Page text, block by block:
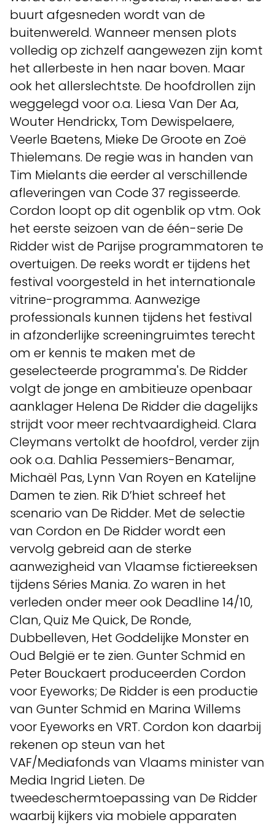
buurt afgesneden wordt van de
buitenwereld. Wanneer mensen plots
volledig op zichzelf aangewezen zijn komt
het allerbeste in hen naar boven. Maar
ook het allerslechtste. De hoofdrollen zijn
weggelegd voor o.a. Liesa Van Der Aa,
Wouter Hendrickx, Tom Dewispelaere,
Veerle Baetens, Mieke De Groote en Zoë
Thielemans. De regie was in handen van
Tim Mielants die eerder al verschillende
afleveringen van Code 37 regisseerde.
Cordon loopt op dit ogenblik op vtm. Ook
het eerste seizoen van de één-serie De
Ridder wist de Parijse programmatoren te
overtuigen. De reeks wordt er tijdens het
festival voorgesteld in het internationale
vitrine-programma. Aanwezige
professionals kunnen tijdens het festival
in afzonderlijke screeningruimtes terecht
om er kennis te maken met de
geselecteerde programma's. De Ridder
volgt de jonge en ambitieuze openbaar
aanklager Helena De Ridder die dagelijks
strijdt voor meer rechtvaardigheid. Clara
Cleymans vertolkt de hoofdrol, verder zijn
ook o.a. Dahlia Pessemiers-Benamar,
Michaël Pas, Lynn Van Royen en Katelijne
Damen te zien. Rik D’hiet schreef het
scenario van De Ridder. Met de selectie
van Cordon en De Ridder wordt een
vervolg gebreid aan de sterke
aanwezigheid van Vlaamse fictiereeksen
tijdens Séries Mania. Zo waren in het
verleden onder meer ook Deadline 14/10,
Clan, Quiz Me Quick, De Ronde,
Dubbelleven, Het Goddelijke Monster en
Oud België er te zien. Gunter Schmid en
Peter Bouckaert produceerden Cordon
voor Eyeworks; De Ridder is een productie
van Gunter Schmid en Marina Willems
voor Eyeworks en VRT. Cordon kon daarbij
rekenen op steun van het
VAF/Mediafonds van Vlaams minister van
Media Ingrid Lieten. De
tweedeschermtoepassing van De Ridder
waarbij kijkers via mobiele apparaten